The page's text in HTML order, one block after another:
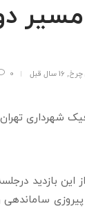
چرخ, 16 سال قبل 0
شهرداری